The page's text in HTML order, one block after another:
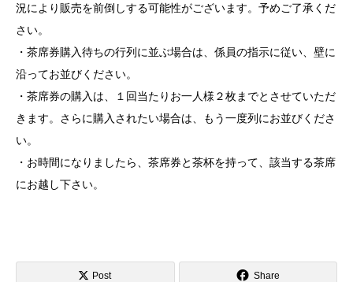
況により販売を前倒しする可能性がございます。予めご了承くだ
さい。
・茶席券購入待ちの行列に並ぶ場合は、係員の指示に従い、壁に
沿ってお並びください。
・茶席券の購入は、１回当たりお一人様２枚までとさせていただ
きます。さらに購入されたい場合は、もう一度列にお並びくださ
い。
・お時間になりましたら、茶席券と茶杯を持って、該当する茶席
にお越し下さい。
Post Share